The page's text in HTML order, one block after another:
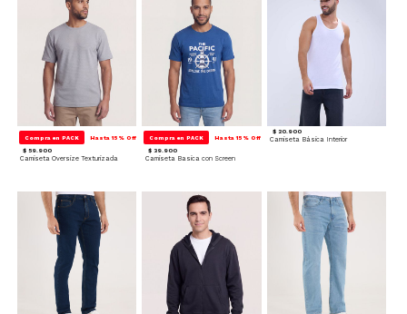
Compra en PACK Hasta 15% Off
$ 59.900
Camiseta Oversize Texturizada
Compra en PACK Hasta 15% Off
$ 39.900
Camiseta Basica con Screen
$ 20.900
Camiseta Básica Interior